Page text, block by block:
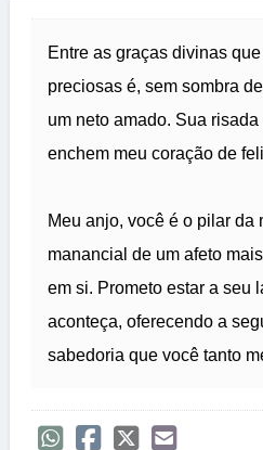
Entre as graças divinas
preciosas é, sem sombra
um neto amado. Sua
enchem meu coração de
Meu anjo, você é o pilar da
manancial de um afeto
em si. Prometo estar a seu
aconteça, oferecendo a
sabedoria que você tanto